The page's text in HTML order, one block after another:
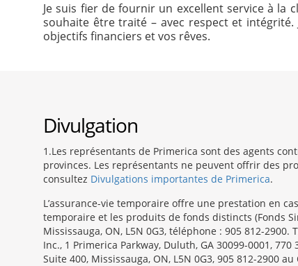
Je suis fier de fournir un excellent service à la
souhaite être traité – avec respect et
objectifs financiers et vos rêves.
Divulgation
1 Les représentants de Primerica sont des agents
provinces. Les représentants ne peuvent offrir des
consultez Divulgations importantes de Primerica.
L’assurance-vie temporaire offre une prestation en
temporaire et les produits de fonds distincts (Fonds
Mississauga, ON, L5N 0G3, téléphone : 905 812-
Inc., 1 Primerica Parkway, Duluth, GA 30099-0001,
Suite 400, Mississauga, ON, L5N 0G3, 905 812-2900 au